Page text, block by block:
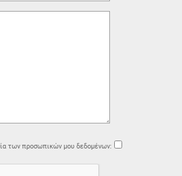
των προσωπικών μου δεδομένων: